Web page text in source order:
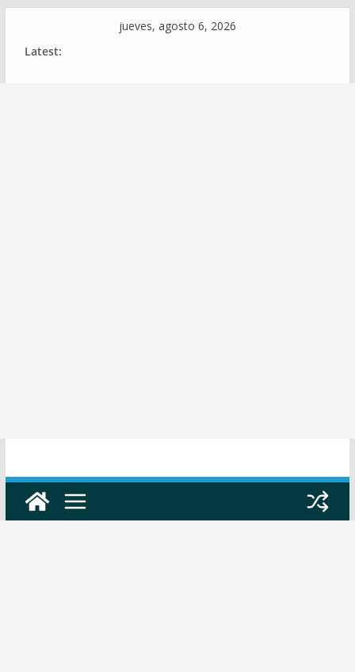
jueves, agosto 6, 2026
Latest: